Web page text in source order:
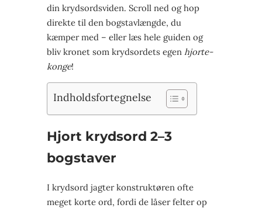
din krydsords­viden. Scroll ned og hop
direkte til den bogstav­længde, du
kæmper med – eller læs hele guiden og
bliv kronet som krydsordets egen hjorte­
konge!
Indholdsfortegnelse
Hjort krydsord 2–3
bogstaver
I krydsord jagter konstruktøren ofte
meget korte ord, fordi de låser felter op